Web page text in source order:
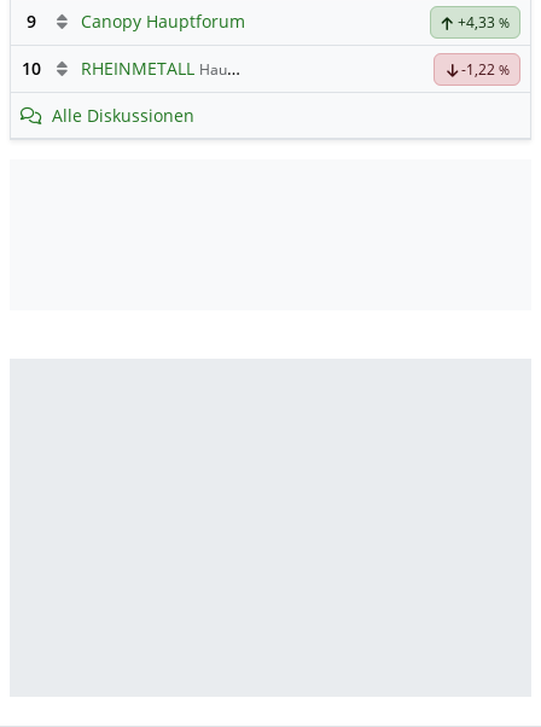
9 Canopy Hauptforum +4,33 %
10 RHEINMETALL Hauptdiskussion -1,22 %
Alle Diskussionen